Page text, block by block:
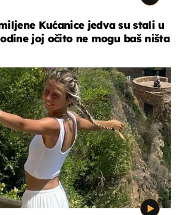
Kućanice jedva su stali u
joj očito ne mogu baš ništa